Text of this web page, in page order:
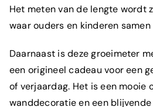
Het meten van de lengte wordt
waar ouders en kinderen
Daarnaast is deze groeimeter
een origineel cadeau voor een
of verjaardag. Het is een mooie
wanddecoratie en een